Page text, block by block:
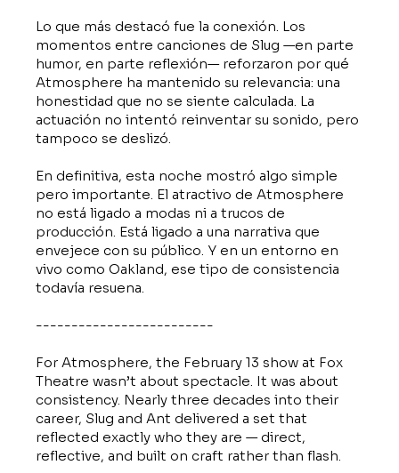
Lo que más destacó fue la conexión. Los
momentos entre canciones de Slug —en parte
humor, en parte reflexión— reforzaron por qué
Atmosphere ha mantenido su relevancia: una
honestidad que no se siente calculada. La
actuación no intentó reinventar su sonido, pero
tampoco se deslizó.
En definitiva, esta noche mostró algo simple
pero importante. El atractivo de Atmosphere
no está ligado a modas ni a trucos de
producción. Está ligado a una narrativa que
envejece con su público. Y en un entorno en
vivo como Oakland, ese tipo de consistencia
todavía resuena.
-------------------------
For Atmosphere, the February 13 show at Fox
Theatre wasn’t about spectacle. It was about
consistency. Nearly three decades into their
career, Slug and Ant delivered a set that
reflected exactly who they are — direct,
reflective, and built on craft rather than flash.